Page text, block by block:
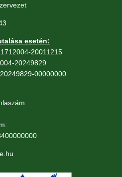
esetén:
20011215
20249829
00000000